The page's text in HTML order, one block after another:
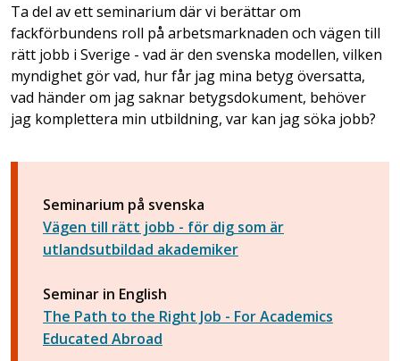
Ta del av ett seminarium där vi berättar om
fackförbundens roll på arbetsmarknaden och vägen till
rätt jobb i Sverige - vad är den svenska modellen, vilken
myndighet gör vad, hur får jag mina betyg översatta,
vad händer om jag saknar betygsdokument, behöver
jag komplettera min utbildning, var kan jag söka jobb?
Seminarium på svenska
Vägen till rätt jobb - för dig som är
utlandsutbildad akademiker
Seminar in English
The Path to the Right Job - For Academics
Educated Abroad